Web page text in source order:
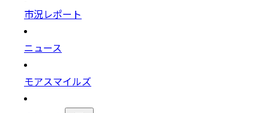
市況レポート
ニュース
モアスマイルズ